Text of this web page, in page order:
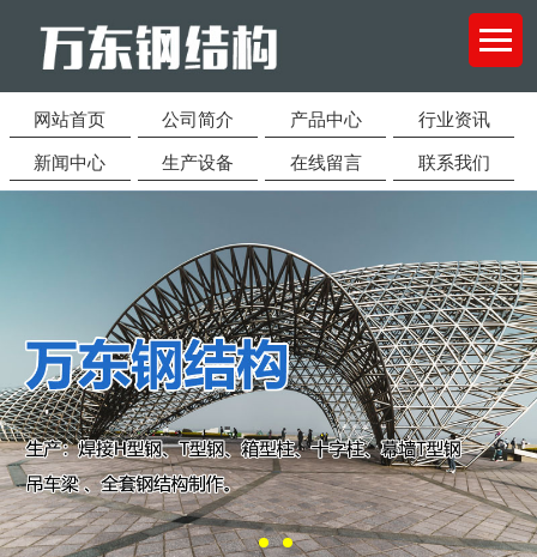
网站首页 公司简介 产品中心 行业资讯
新闻中心 生产设备 在线留言 联系我们